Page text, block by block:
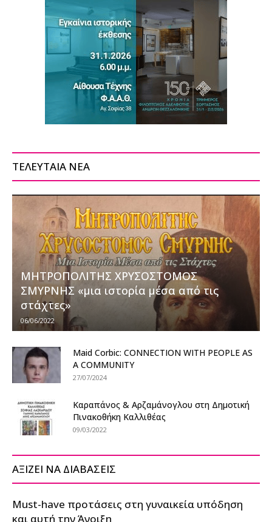
ΤΕΛΕΥΤΑΙΑ ΝΕΑ
ΜΗΤΡΟΠΟΛΙΤΗΣ ΧΡΥΣΟΣΤΟΜΟΣ
ΣΜΥΡΝΗΣ «μια ιστορία μέσα από τις
στάχτες»
06/06/2022
Maid Corbic: CONNECTION WITH PEOPLE AS
A COMMUNITY
27/07/2024
Καραπάνος & Αρζαμάνογλου στη Δημοτική
Πινακοθήκη Καλλιθέας
09/03/2022
ΑΞΙΖΕΙ ΝΑ ΔΙΑΒΑΣΕΙΣ
Must-have προτάσεις στη γυναικεία υπόδηση
και αυτή την Άνοιξη